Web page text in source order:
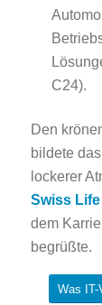
C24).
Den
bildete das
lockerer
Swiss Life
dem
begrüßte.
Was IT-